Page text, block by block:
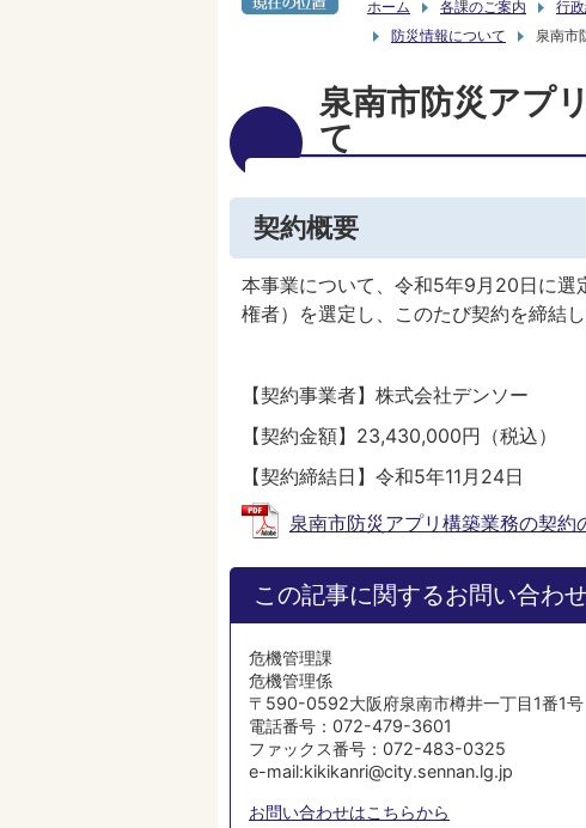
ホーム 各課のご案内 行
防災情報について
泉南市
泉南市防災アプ
て
契約概要
本事業について、令和5年9月20日に選
権者）を選定し、このたび契約を締結し
【契約事業者】株式会社デンソー
【契約金額】23,430,000円（税込）
【契約締結日】令和5年11月24日
泉南市防災アプリ構築業務の契
この記事に関するお問い合わ
危機管理課
危機管理係
〒590-0592大阪府泉南市樽井一丁目1番1号
電話番号：072-479-3601
ファックス番号：072-483-0325
e-mail:kikikanri@city.sennan.lg.jp
お問い合わせはこちらから